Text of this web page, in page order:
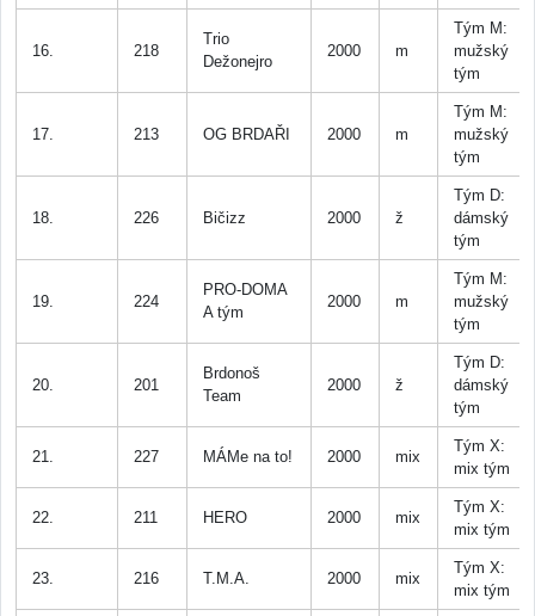
16. 218
Trio
Dežonejro
2000 m
Tým M:
mužský
tým
17. 213 OG BRDAŘI 2000 m
Tým M:
mužský
tým
18. 226 Bičizz 2000 ž
Tým D:
dámský
tým
19. 224
PRO-DOMA
A tým
2000 m
Tým M:
mužský
tým
20. 201
Brdonoš
Team
2000 ž
Tým D:
dámský
tým
21. 227 MÁMe na to! 2000 mix
Tým X:
mix tým
22. 211 HERO 2000 mix
Tým X:
mix tým
23. 216 T.M.A. 2000 mix
Tým X:
mix tým